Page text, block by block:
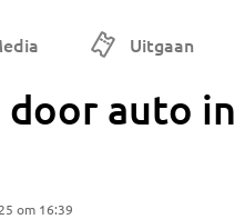
Uitgaan
door auto in
om 16:39